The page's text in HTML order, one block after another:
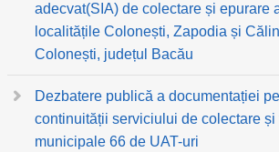
adecvat(SIA) de colectare și epurare
localitățile Colonești, Zapodia și
Colonești, județul Bacău
Dezbatere publică a documentației
continuității serviciului de colectare și
municipale 66 de UAT-uri